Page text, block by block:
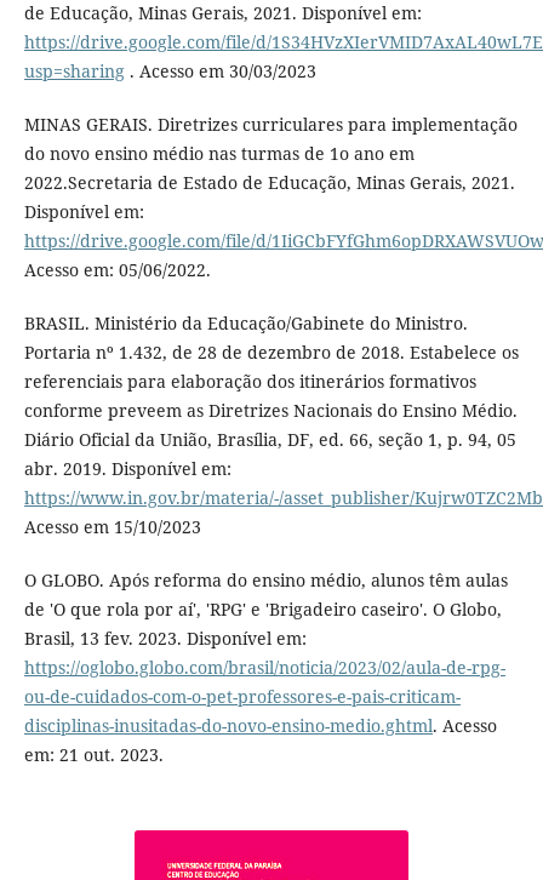
de Educação, Minas Gerais, 2021. Disponível em:
https://drive.google.com/file/d/
usp=sharing. Acesso em 30/03/2023
MINAS GERAIS. Diretrizes curriculares para implementação
do novo ensino médio nas turmas de 1o ano em
2022.Secretaria de Estado de Educação, Minas Gerais, 2021.
Disponível em:
https://drive.google.com/file/d/
Acesso em: 05/06/2022.
BRASIL. Ministério da Educação/Gabinete do Ministro.
Portaria nº 1.432, de 28 de dezembro de 2018. Estabelece os
referenciais para elaboração dos itinerários formativos
conforme preveem as Diretrizes Nacionais do Ensino Médio.
Diário Oficial da União, Brasília, DF, ed. 66, seção 1, p. 94, 05
abr. 2019. Disponível em:
https://www.in.gov.br/materia/-/asset_publisher/
Acesso em 15/10/2023
O GLOBO. Após reforma do ensino médio, alunos têm aulas
de 'O que rola por aí', 'RPG' e 'Brigadeiro caseiro'. O Globo,
Brasil, 13 fev. 2023. Disponível em:
https://oglobo.globo.com/brasil/noticia/2023/02/aula-de-rpg-
ou-de-cuidados-com-o-pet-professores-e-pais-criticam-
disciplinas-inusitadas-do-novo-ensino-medio.ghtml. Acesso
em: 21 out. 2023.